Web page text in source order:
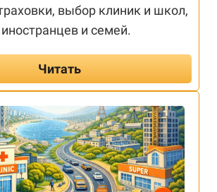
выбор клиник и школ,
и семей.
Читать